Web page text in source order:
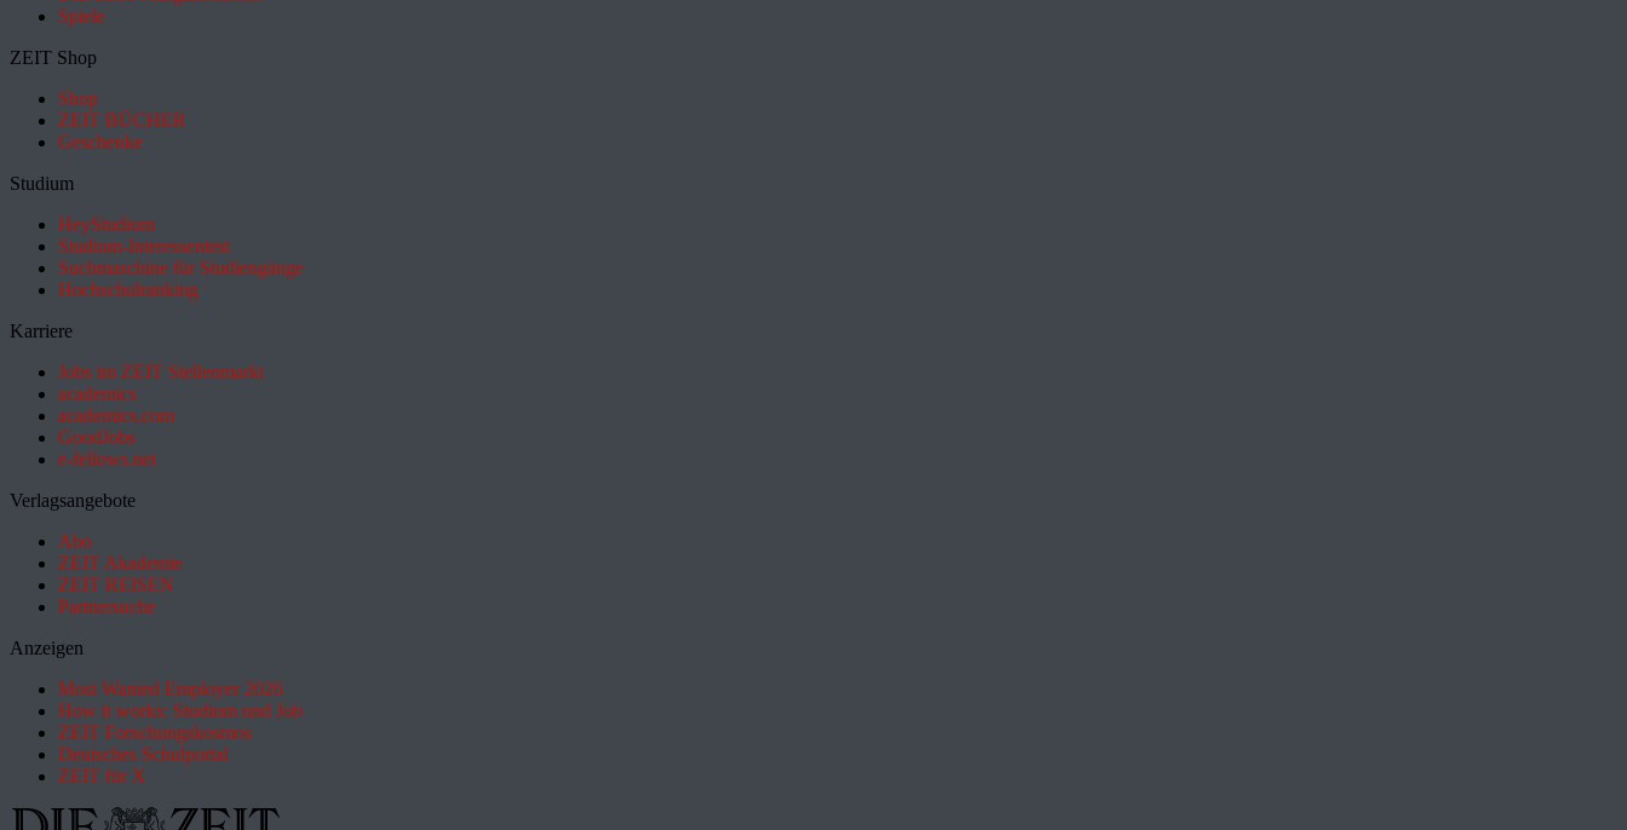
Spiele
ZEIT Shop
Shop
ZEIT BÜCHER
Geschenke
Studium
HeyStudium
Studium-Interessentest
Suchmaschine für Studiengänge
Hochschulranking
Karriere
Jobs im ZEIT Stellenmarkt
academics
academics.com
GoodJobs
e-fellows.net
Verlagsangebote
Abo
ZEIT Akademie
ZEIT REISEN
Partnersuche
Anzeigen
Most Wanted Employer 2026
How it works: Studium und Job
ZEIT Forschungskosmos
Deutsches Schulportal
ZEIT für X